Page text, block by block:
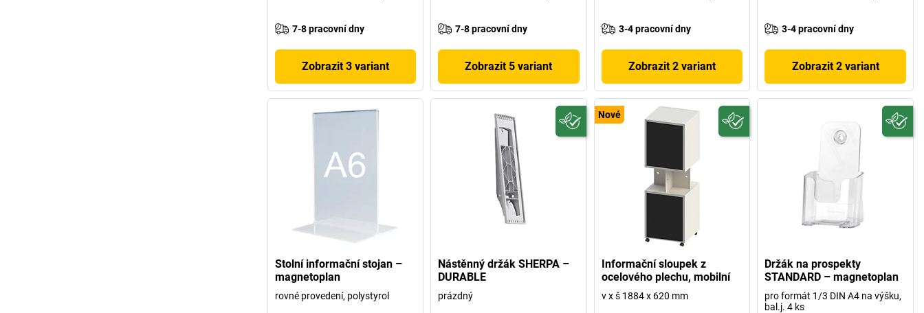
7-8 pracovní dny
Zobrazit 3 variant
7-8 pracovní dny
Zobrazit 5 variant
3-4 pracovní dny
Zobrazit 2 variant
3-4 pracovní dny
Zobrazit 2 variant
Stolní informační stojan –
magnetoplan
rovné provedení, polystyrol
Nástěnný držák SHERPA –
DURABLE
prázdný
Nové
Informační sloupek z
ocelového plechu, mobilní
v x š 1884 x 620 mm
Držák na prospekty
STANDARD – magnetoplan
pro formát 1/3 DIN A4 na výšku,
bal.j. 4 ks